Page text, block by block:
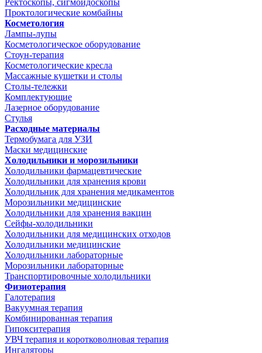
Ректоскопы, сигмоидоскопы
Проктологические комбайны
Косметология
Лампы-лупы
Косметологическое оборудование
Стоун-терапия
Косметологические кресла
Массажные кушетки и столы
Столы-тележки
Комплектующие
Лазерное оборудование
Стулья
Расходные материалы
Термобумага для УЗИ
Маски медицинские
Холодильники и морозильники
Холодильники фармацевтические
Холодильники для хранения крови
Холодильник для хранения медикаментов
Морозильники медицинские
Холодильники для хранения вакцин
Сейфы-холодильники
Холодильники для медицинских отходов
Холодильники медицинские
Холодильники лабораторные
Морозильники лабораторные
Транспортировочные холодильники
Физиотерапия
Галотерапия
Вакуумная терапия
Комбинированная терапия
Гипокситерапия
УВЧ терапия и коротковолновая терапия
Ингаляторы